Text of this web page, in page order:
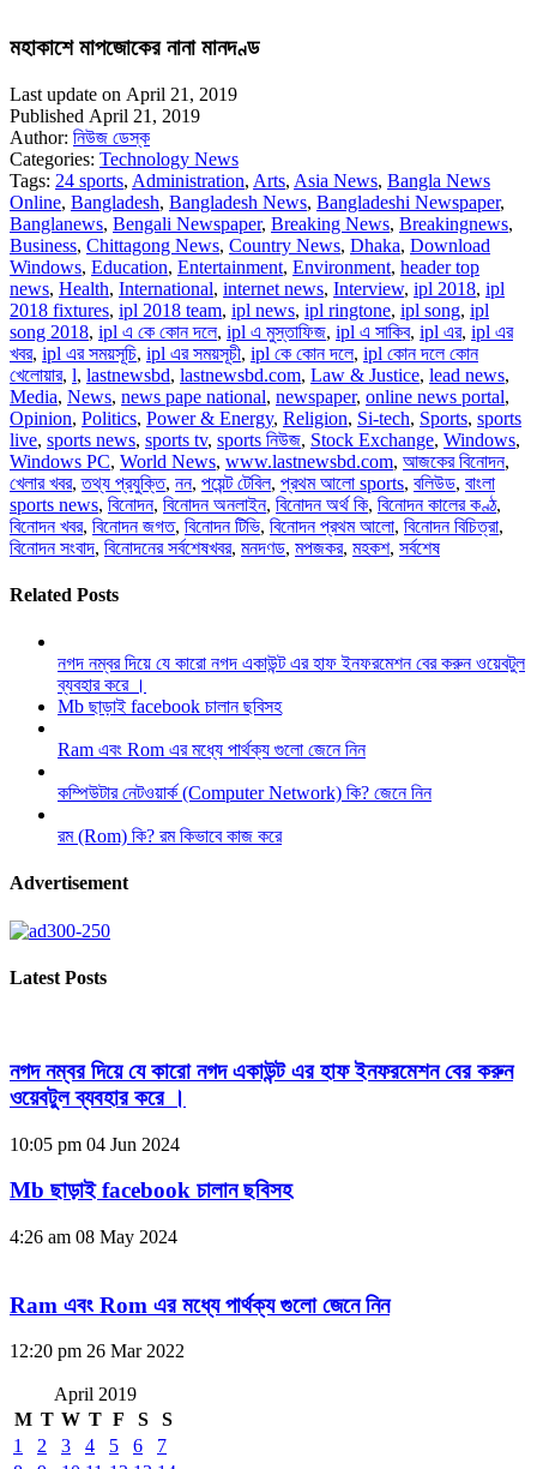
মহাকাশে মাপজোকের নানা মানদণ্ড
Last update on April 21, 2019
Published April 21, 2019
Author: নিউজ ডেস্ক
Categories: Technology News
Tags: 24 sports, Administration, Arts, Asia News, Bangla News
Online, Bangladesh, Bangladesh News, Bangladeshi Newspaper,
Banglanews, Bengali Newspaper, Breaking News, Breakingnews,
Business, Chittagong News, Country News, Dhaka, Download
Windows, Education, Entertainment, Environment, header top
news, Health, International, internet news, Interview, ipl 2018, ipl
2018 fixtures, ipl 2018 team, ipl news, ipl ringtone, ipl song, ipl
song 2018, ipl এ কে কোন দলে, ipl এ মুস্তাফিজ, ipl এ সাকিব, ipl এর, ipl এর
খবর, ipl এর সময়সূচি, ipl এর সময়সূচী, ipl কে কোন দলে, ipl কোন দলে কোন
খেলোয়ার, l, lastnewsbd, lastnewsbd.com, Law & Justice, lead news,
Media, News, news pape national, newspaper, online news portal,
Opinion, Politics, Power & Energy, Religion, Si-tech, Sports, sports
live, sports news, sports tv, sports নিউজ, Stock Exchange, Windows,
Windows PC, World News, www.lastnewsbd.com, আজকের বিনোদন,
খেলার খবর,তথ্য প্রযুক্তি, নন, পয়েন্ট টেবিল, প্রথম আলো sports, বলিউড, বাংলা
sports news, বিনোদন, বিনোদন অনলাইন, বিনোদন অর্থ কি, বিনোদন কালের কণ্ঠ,
বিনোদন খবর, বিনোদন জগত, বিনোদন টিভি, বিনোদন প্রথম আলো, বিনোদন বিচিত্রা,
বিনোদন সংবাদ, বিনোদনের সর্বশেষখবর, মনদণড, মপজকর, মহকশ, সর্বশেষ
Related Posts
নগদ নম্বর দিয়ে যে কারো নগদ একাউন্ট এর হাফ ইনফরমেশন বের করুন ওয়েবটুল
ব্যবহার করে ।
Mb ছাড়াই facebook চালান ছবিসহ
Ram এবং Rom এর মধ্যে পার্থক্য গুলো জেনে নিন
কম্পিউটার নেটওয়ার্ক (Computer Network) কি? জেনে নিন
রম (Rom) কি? রম কিভাবে কাজ করে
Advertisement
Latest Posts
নগদ নম্বর দিয়ে যে কারো নগদ একাউন্ট এর হাফ ইনফরমেশন বের করুন
ওয়েবটুল ব্যবহার করে ।
10:05 pm 04 Jun 2024
Mb ছাড়াই facebook চালান ছবিসহ
4:26 am 08 May 2024
Ram এবং Rom এর মধ্যে পার্থক্য গুলো জেনে নিন
12:20 pm 26 Mar 2022
April 2019
M T W T F S
S
1
2 3 4 5 6
7